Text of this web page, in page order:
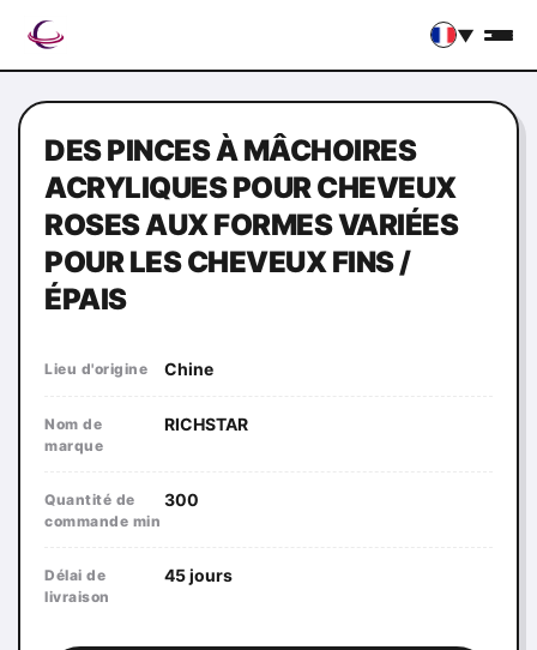
▼
DES PINCES À MÂCHOIRES
ACRYLIQUES POUR CHEVEUX
ROSES AUX FORMES VARIÉES
POUR LES CHEVEUX FINS /
ÉPAIS
Lieu d'origine Chine
Nom de
marque
RICHSTAR
Quantité de
commande min
300
Délai de
livraison
45 jours